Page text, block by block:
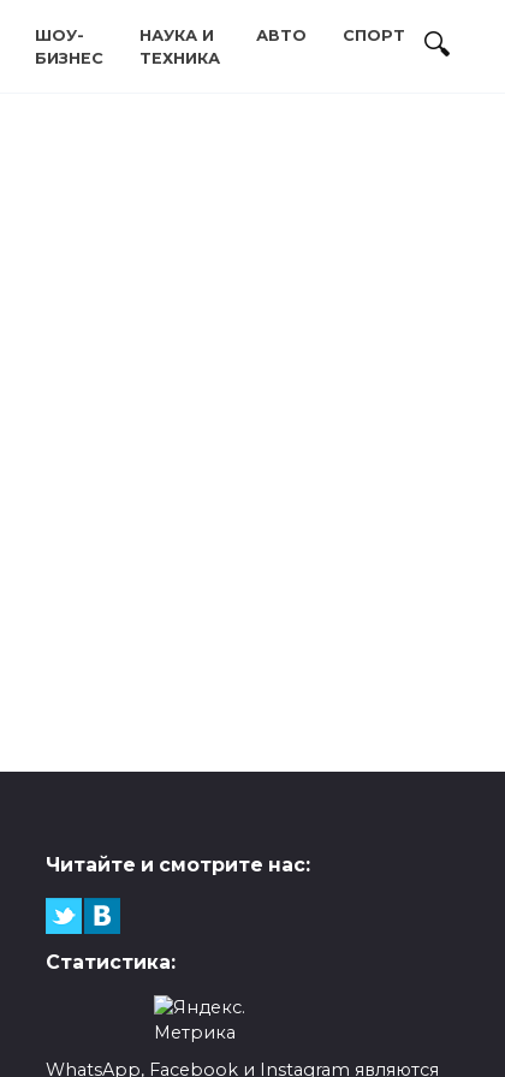
ШОУ-
БИЗНЕС
НАУКА И
ТЕХНИКА
АВТО СПОРТ
Читайте и смотрите нас:
Статистика:
WhatsApp, Facebook и Instagram являются